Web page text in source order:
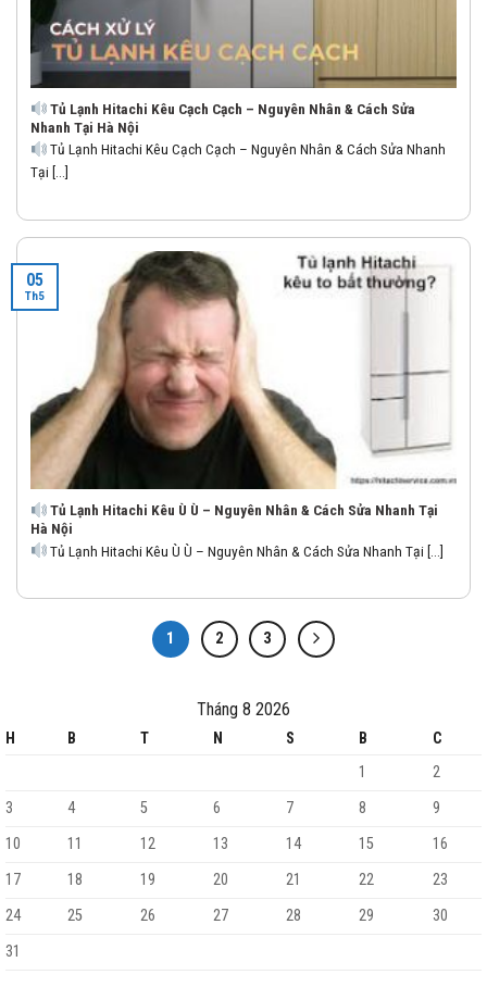
Tủ Lạnh Hitachi Kêu Cạch Cạch – Nguyên Nhân & Cách Sửa
Nhanh Tại Hà Nội
Tủ Lạnh Hitachi Kêu Cạch Cạch – Nguyên Nhân & Cách Sửa Nhanh
Tại [...]
Tủ Lạnh Hitachi Kêu Ù Ù – Nguyên Nhân & Cách Sửa Nhanh Tại
Hà Nội
Tủ Lạnh Hitachi Kêu Ù Ù – Nguyên Nhân & Cách Sửa Nhanh Tại [...]
05
Th5
1 2 3
Tháng 8 2026
H B T N S B
C
1
2
3
4 5 6 7 8
9
10
11 12 13 14 15
16
17
18 19 20 21 22
23
24
25 26 27 28 29
30
31